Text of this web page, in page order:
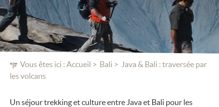
Vous êtes ici : Accueil Bali
Java & Bali : traversée par
les volcans
Un séjour trekking et culture entre Java et Bali pour les